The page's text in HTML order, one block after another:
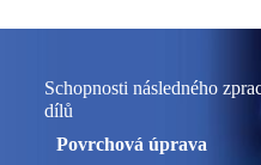
Schopnosti následného
dílů
Povrchová úprava